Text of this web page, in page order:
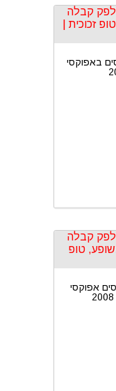
באפוקסי
אפוקסי